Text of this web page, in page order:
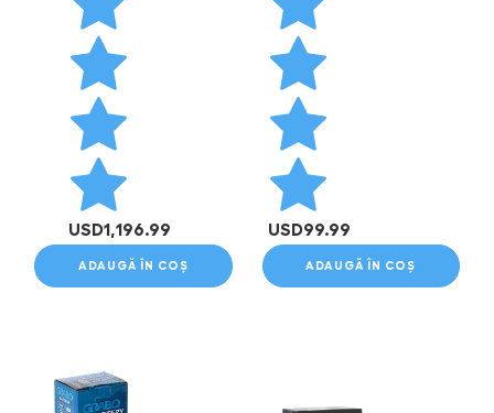
USD1,196.99
ADAUGĂ ÎN COȘ
USD99.99
ADAUGĂ ÎN COȘ